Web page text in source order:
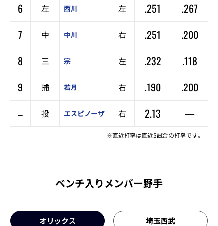
6
左 西川 左 .251
.267
7
中 中川 右 .251
.200
8
三 宗 左 .232
.118
9
捕 若月 右 .190
.200
–
投 エスピノーザ 右 2.13 —
※直近打率は直近5試合の打率です。
ベンチ入りメンバー野手
オリックス 埼玉西武